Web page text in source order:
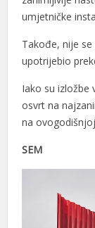
umjetničke
Takođe, nije
upotrijebio
Iako su izložbe
osvrt na
na
SEM